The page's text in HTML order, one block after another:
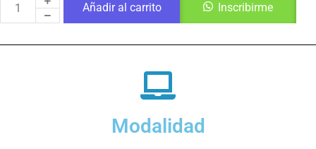
Añadir al carrito Inscribirme
Modalidad